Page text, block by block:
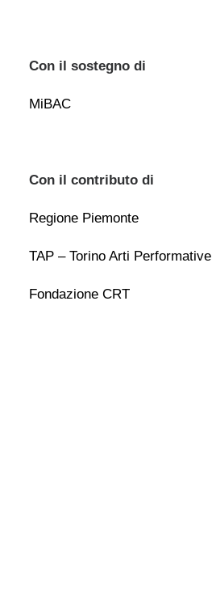
Con il sostegno di
MiBAC
Con il contributo di
Regione Piemonte
TAP – Torino Arti Performative
Fondazione CRT